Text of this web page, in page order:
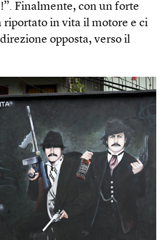
Finalmente, con un forte
riportato in vita il motore e ci
opposta, verso il